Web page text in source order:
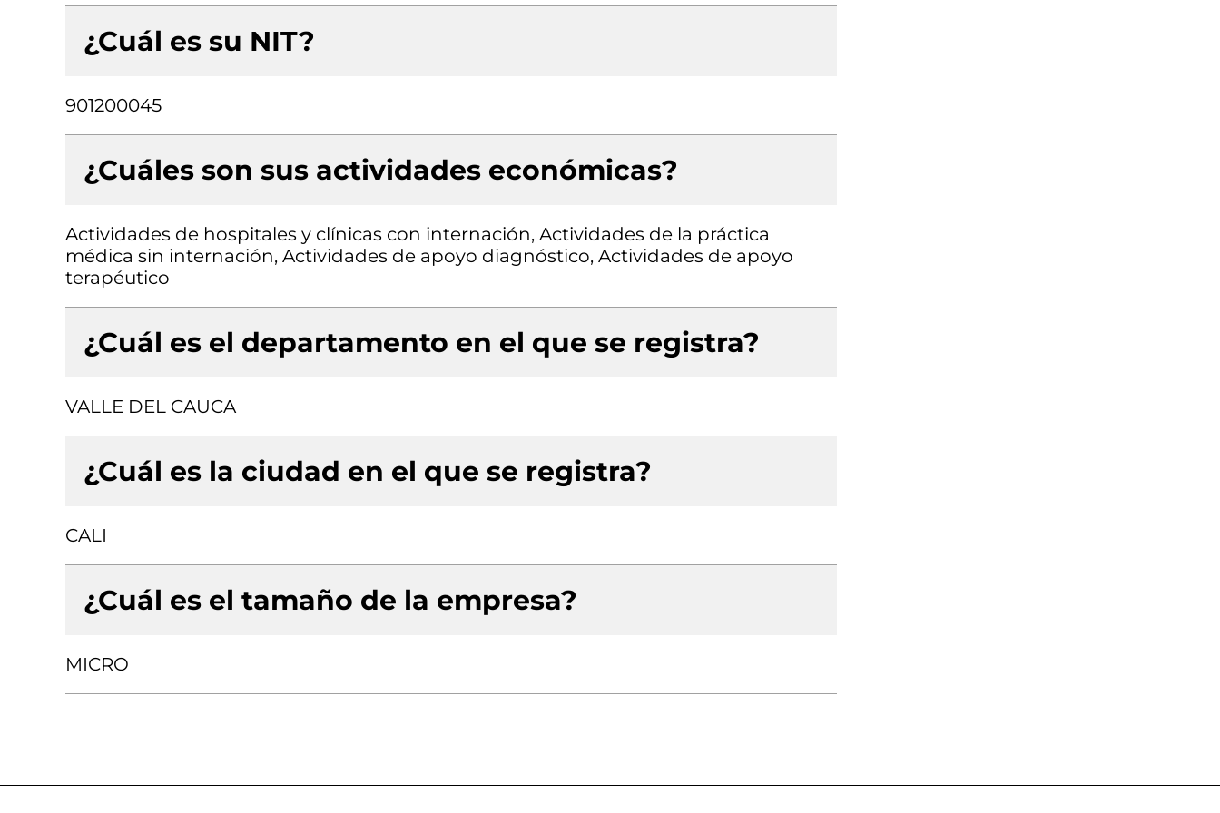
¿Cuál es su NIT?
901200045
¿Cuáles son sus actividades económicas?
Actividades de hospitales y clínicas con internación, Actividades de la práctica
médica sin internación, Actividades de apoyo diagnóstico, Actividades de apoyo
terapéutico
¿Cuál es el departamento en el que se registra?
VALLE DEL CAUCA
¿Cuál es la ciudad en el que se registra?
CALI
¿Cuál es el tamaño de la empresa?
MICRO